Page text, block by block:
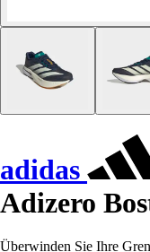
adidas
Adizero
Überwinden Sie Ihre